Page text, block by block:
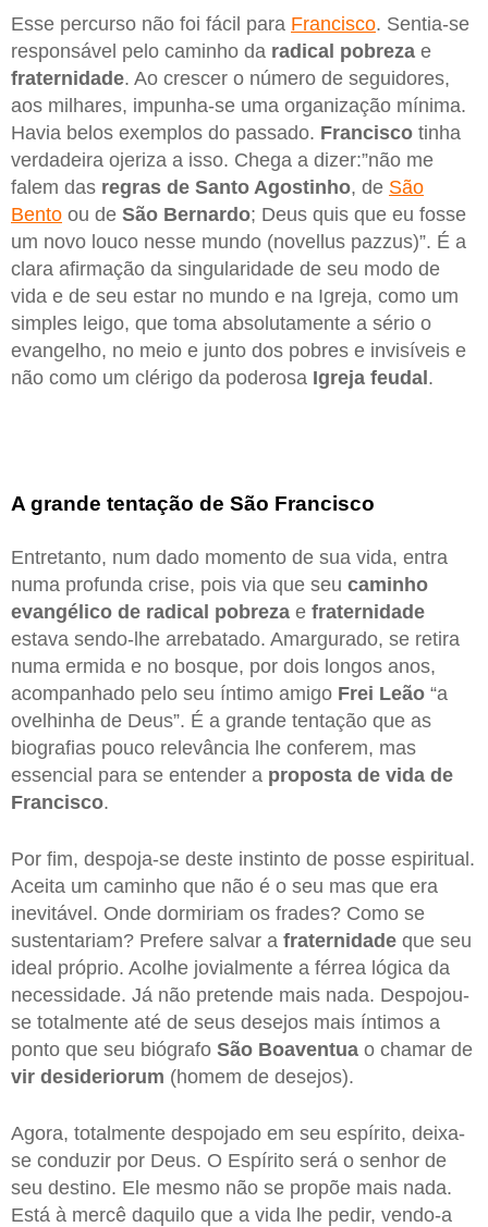
Esse percurso não foi fácil para Francisco. Sentia-se
responsável pelo caminho da radical pobreza e
fraternidade. Ao crescer o número de seguidores,
aos milhares, impunha-se uma organização mínima.
Havia belos exemplos do passado. Francisco tinha
verdadeira ojeriza a isso. Chega a dizer:”não me
falem das regras de Santo Agostinho, de São
Bento ou de São Bernardo; Deus quis que eu fosse
um novo louco nesse mundo (novellus pazzus)”. É a
clara afirmação da singularidade de seu modo de
vida e de seu estar no mundo e na Igreja, como um
simples leigo, que toma absolutamente a sério o
evangelho, no meio e junto dos pobres e invisíveis e
não como um clérigo da poderosa Igreja feudal .
A grande tentação de São Francisco
Entretanto, num dado momento de sua vida, entra
numa profunda crise, pois via que seu caminho
evangélico de radical pobreza e fraternidade
estava sendo-lhe arrebatado. Amargurado, se retira
numa ermida e no bosque, por dois longos anos,
acompanhado pelo seu íntimo amigo Frei Leão “a
ovelhinha de Deus”. É a grande tentação que as
biografias pouco relevância lhe conferem, mas
essencial para se entender a proposta de vida de
Francisco.
Por fim, despoja-se deste instinto de posse espiritual.
Aceita um caminho que não é o seu mas que era
inevitável. Onde dormiriam os frades? Como se
sustentariam? Prefere salvar a fraternidade que seu
ideal próprio. Acolhe jovialmente a férrea lógica da
necessidade. Já não pretende mais nada. Despojou-
se totalmente até de seus desejos mais íntimos a
ponto que seu biógrafo São Boaventua o chamar de
vir desideriorum (homem de desejos).
Agora, totalmente despojado em seu espírito, deixa-
se conduzir por Deus. O Espírito será o senhor de
seu destino. Ele mesmo não se propõe mais nada.
Está à mercê daquilo que a vida lhe pedir, vendo-a